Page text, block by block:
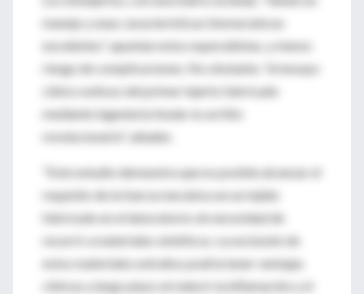
manejo y unas características biomecánicas
excelentes", apuntan estos especialistas, y menos
riesgo de complicaciones. No obstante, "el ensayo
clínico exitoso del primer injerto fabricado
mediante ingeniería tisular es un hito
revolucionario", añaden.
"Este estudio demuestra que es posible alcanzar el
requisito de la fuerza mecánica en un tejido
fabricado en el laboratorio sin necesidad de
recurrir a materiales sintéticos. La exclusión de
estos materiales extraños podría tener ventajas
clínicas a largo plazo al reducir la inflamación y el